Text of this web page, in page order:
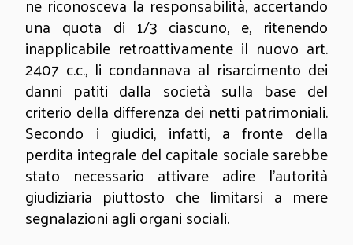
una quota di 1/3 ciascuno, e, ritenendo
inapplicabile retroattivamente il nuovo art.
2407 c.c., li condannava al risarcimento dei
danni patiti dalla società sulla base del
criterio della differenza dei netti patrimoniali.
Secondo i giudici, infatti, a fronte della
perdita integrale del capitale sociale sarebbe
stato necessario attivare adire l’autorità
giudiziaria piuttosto che limitarsi a mere
segnalazioni agli organi sociali.